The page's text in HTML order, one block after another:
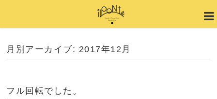
月別アーカイブ: 2017年12月
フル回転でした。